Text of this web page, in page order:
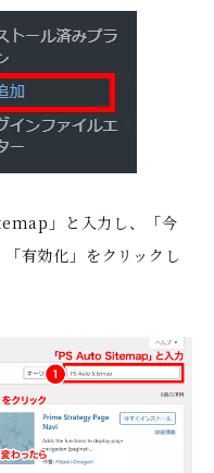
」と入力し、「今
有効化」をクリックし